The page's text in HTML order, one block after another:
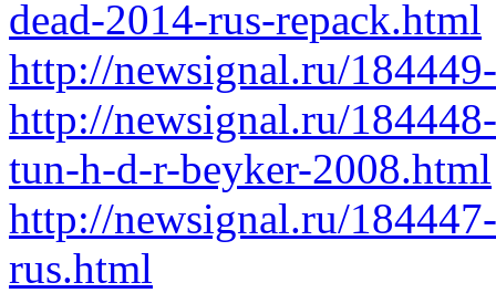
dead-2014-rus-repack.html
http://newsignal.ru/
http://newsignal.ru/
tun-h-d-r-beyker-2008.html
http://newsignal.ru/
rus.html